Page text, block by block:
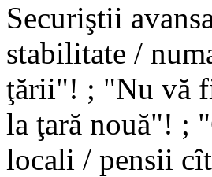
Securiştii
stabilitate /
ţării"! ; "Nu vă
la ţară nouă"! ;
locali / pensii